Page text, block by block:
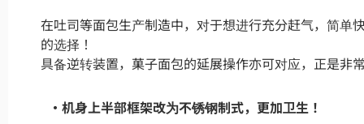
在吐司等面包生产制造中，对于想进行充分赶气，简单
的选择！
具备逆转装置，菓子面包的延展操作亦可对应，正是非
・机身上半部框架改为不锈钢制式，更加卫生！